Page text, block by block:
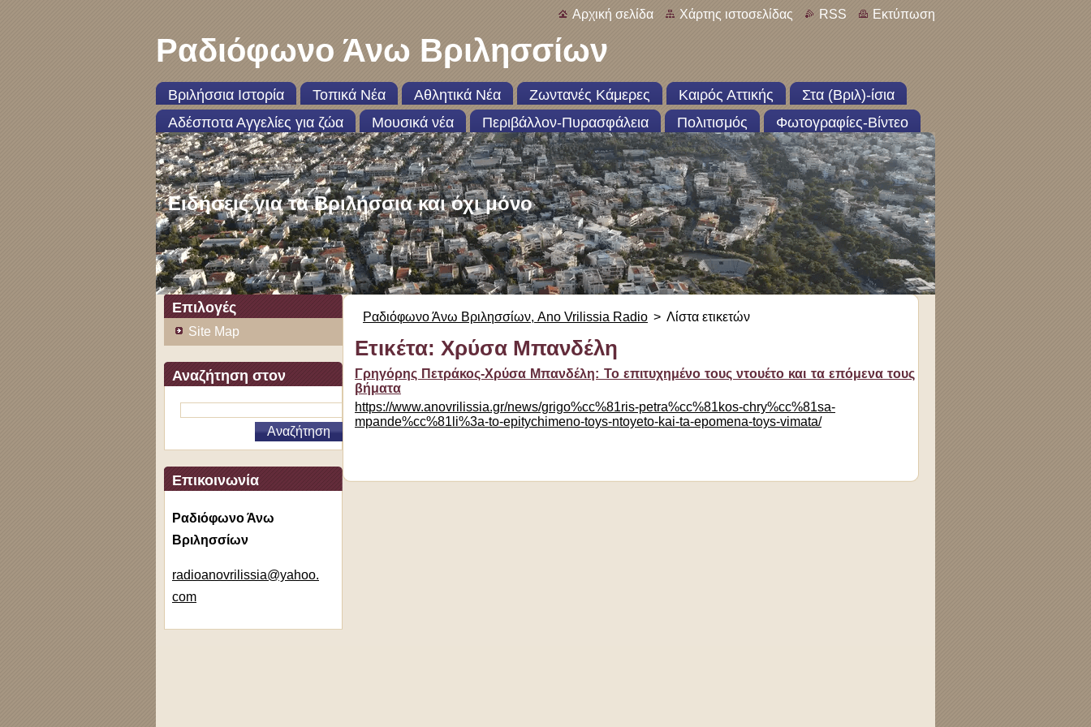
Αρχική σελίδα Χάρτης ιστοσελίδας RSS Εκτύπωση
Ραδιόφωνο Άνω Βριλησσίων
Βριλήσσια Ιστορία Τοπικά Νέα Αθλητικά Νέα Ζωντανές Κάμερες Καιρός Αττικής
Στα (Βριλ)-ίσια
Αδέσποτα Αγγελίες για ζώα
Μουσικά νέα Περιβάλλον-Πυρασφάλεια Πολιτισμός Φωτογραφίες-Βίντεο
Ειδήσεις για τα Βριλήσσια και όχι μόνο
Επιλογές
Site Map
Αναζήτηση στον
ιστότοπο
Επικοινωνία
Ραδιόφωνο Άνω
Βριλησσίων
radioanovrilissia@yahoo.
com
Ραδιόφωνο Άνω Βριλησσίων, Ano Vrilissia Radio > Λίστα ετικετών
Ετικέτα: Χρύσα Μπανδέλη
Γρηγόρης Πετράκος-Χρύσα Μπανδέλη: Το επιτυχημένο τους ντουέτο και τα επόμενα τους
βήματα
https://www.anovrilissia.gr/news/grigo%cc%81ris-petra%cc%81kos-chry%cc%81sa-
mpande%cc%81li%3a-to-epitychimeno-toys-ntoyeto-kai-ta-epomena-toys-vimata/